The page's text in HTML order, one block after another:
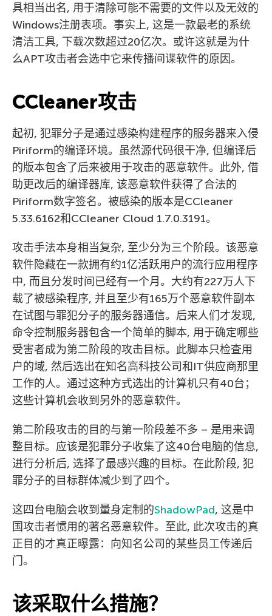
具相当出名, 用于清除可能不需要的文件以及无效的
Windows注册表项。事实上, 这是一款最老的系统
清洁工具, 下载次数超过20亿次。或许这就是为什
么APT攻击者会选中它来传播间谍软件的原因。
CCleaner攻击
起初, 犯罪分子是通过感染构建程序的服务器来入侵
Piriform的编译环境。虽然源代码很干净, 但编译后
的版本包含了后来被用于攻击的恶意软件。此外, 借
助更改后的编译器库, 该恶意软件获得了合法的
Piriform数字签名。被感染的版本是CCleaner
5.33.6162和CCleaner Cloud 1.7.0.3191。
攻击手法本身相当复杂, 至少分为三个阶段。该恶意
软件隐藏在一款拥有约1亿活跃用户的流行应用程序
中, 而且分发时间已经有一个月。大约有227万人下
载了被感染程序, 并且至少有165万个恶意软件副本
在试图与罪犯分子的服务器通信。后来人们才发现,
命令控制服务器包含一个简单的脚本, 用于确定哪些
受害者成为第二阶段的攻击目标。此脚本只检查用
户的域, 然后选出在知名高科技公司和IT供应商那里
工作的人。通过这种方式选出的计算机只有40台；
这些计算机会收到另外的恶意软件。
第二阶段攻击的目的与第一阶段差不多 – 是用来调
整目标。应该是犯罪分子收集了这40台电脑的信息,
进行分析后, 选择了最感兴趣的目标。在此阶段, 犯
罪分子的目标群体减少到了四个。
这四台电脑会收到量身定制的ShadowPad, 这是中
国攻击者惯用的著名恶意软件。至此, 此次攻击的真
正目的才真正曝露：向知名公司的某些员工传递后
门。
该采取什么措施？